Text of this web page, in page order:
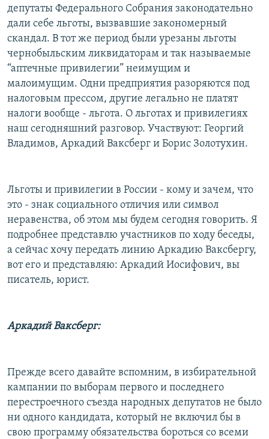
Все сайты РСЕ/РС
депутаты Федерального Собрания законодательно
дали себе льготы, вызвавшие закономерный
скандал. В тот же период были урезаны льготы
чернобыльским ликвидаторам и так называемые
“аптечные привилегии” неимущим и
малоимущим. Одни предприятия разоряются под
налоговым прессом, другие легально не платят
налоги вообще - льгота. О льготах и привилегиях
наш сегодняшний разговор. Участвуют: Георгий
Владимов, Аркадий Ваксберг и Борис Золотухин.
Льготы и привилегии в России - кому и зачем, что
это - знак социального отличия или символ
неравенства, об этом мы будем сегодня говорить. Я
подробнее представлю участников по ходу беседы,
а сейчас хочу передать линию Аркадию Ваксбергу,
вот его и представляю: Аркадий Иосифович, вы
писатель, юрист.
Аркадий Ваксберг:
Прежде всего давайте вспомним, в избирательной
кампании по выборам первого и последнего
перестроечного съезда народных депутатов не было
ни одного кандидата, который не включил бы в
свою программу обязательства бороться со всеми